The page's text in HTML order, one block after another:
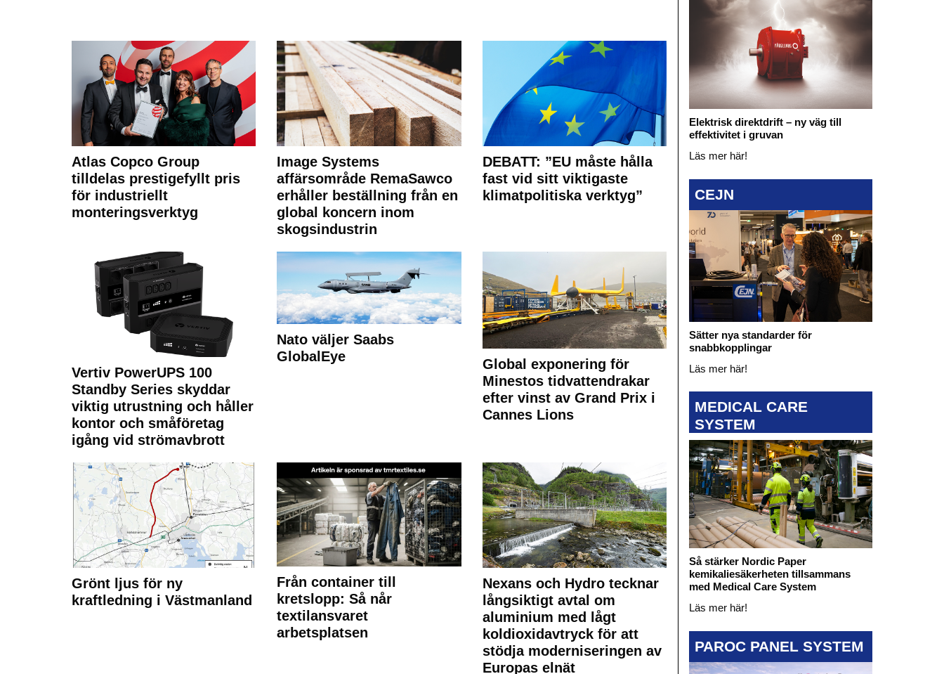
Atlas Copco Group
tilldelas prestigefyllt pris
för industriellt
monteringsverktyg
Image Systems
affärsområde RemaSawco
erhåller beställning från en
global koncern inom
skogsindustrin
DEBATT: ”EU måste hålla
fast vid sitt viktigaste
klimatpolitiska verktyg”
Vertiv PowerUPS 100
Standby Series skyddar
viktig utrustning och håller
kontor och småföretag
igång vid strömavbrott
Nato väljer Saabs
GlobalEye
Global exponering för
Minestos tidvattendrakar
efter vinst av Grand Prix i
Cannes Lions
Grönt ljus för ny
kraftledning i Västmanland
Från container till
kretslopp: Så når
textilansvaret
arbetsplatsen
Nexans och Hydro tecknar
långsiktigt avtal om
aluminium med lågt
koldioxidavtryck för att
stödja moderniseringen av
Europas elnät
Elektrisk direktdrift – ny väg till
effektivitet i gruvan
Läs mer här!
CEJN
Sätter nya standarder för
snabbkopplingar
Läs mer här!
MEDICAL CARE
SYSTEM
Så stärker Nordic Paper
kemikaliesäkerheten tillsammans
med Medical Care System
Läs mer här!
PAROC PANEL SYSTEM